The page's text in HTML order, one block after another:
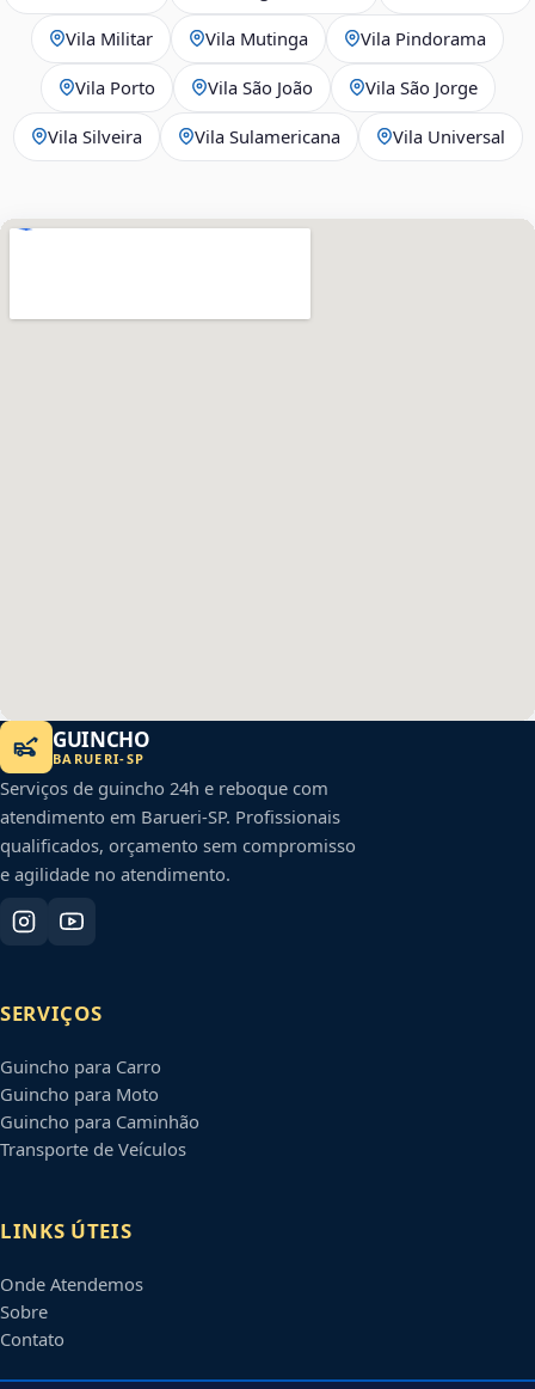
Vila Militar Vila Mutinga Vila Pindorama
Vila Porto Vila São João Vila São Jorge
Vila Silveira Vila Sulamericana Vila Universal
GUINCHO
BARUERI-SP
Serviços de guincho 24h e reboque com
atendimento em Barueri-SP. Profissionais
qualificados, orçamento sem compromisso
e agilidade no atendimento.
SERVIÇOS
Guincho para Carro
Guincho para Moto
Guincho para Caminhão
Transporte de Veículos
LINKS ÚTEIS
Onde Atendemos
Sobre
Contato